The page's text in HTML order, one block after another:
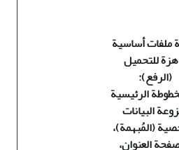
ملفات أساسية
للتحميل
(الرفع):
الرئيسية
البيانات
(المُبهمة)،